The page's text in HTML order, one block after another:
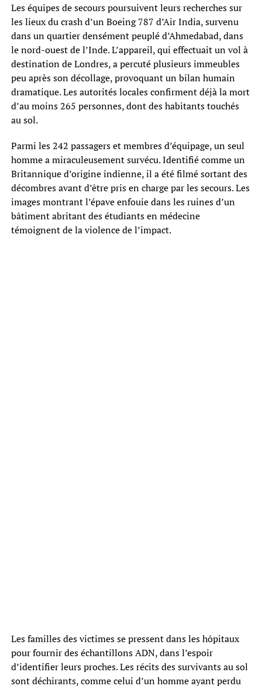
Les équipes de secours poursuivent leurs recherches sur
les lieux du crash d’un Boeing 787 d’Air India, survenu
dans un quartier densément peuplé d’Ahmedabad, dans
le nord-ouest de l’Inde. L’appareil, qui effectuait un vol à
destination de Londres, a percuté plusieurs immeubles
peu après son décollage, provoquant un bilan humain
dramatique. Les autorités locales confirment déjà la mort
d’au moins 265 personnes, dont des habitants touchés
au sol.
Parmi les 242 passagers et membres d’équipage, un seul
homme a miraculeusement survécu. Identifié comme un
Britannique d’origine indienne, il a été filmé sortant des
décombres avant d’être pris en charge par les secours. Les
images montrant l’épave enfouie dans les ruines d’un
bâtiment abritant des étudiants en médecine
témoignent de la violence de l’impact.
Les familles des victimes se pressent dans les hôpitaux
pour fournir des échantillons ADN, dans l’espoir
d’identifier leurs proches. Les récits des survivants au sol
sont déchirants, comme celui d’un homme ayant perdu